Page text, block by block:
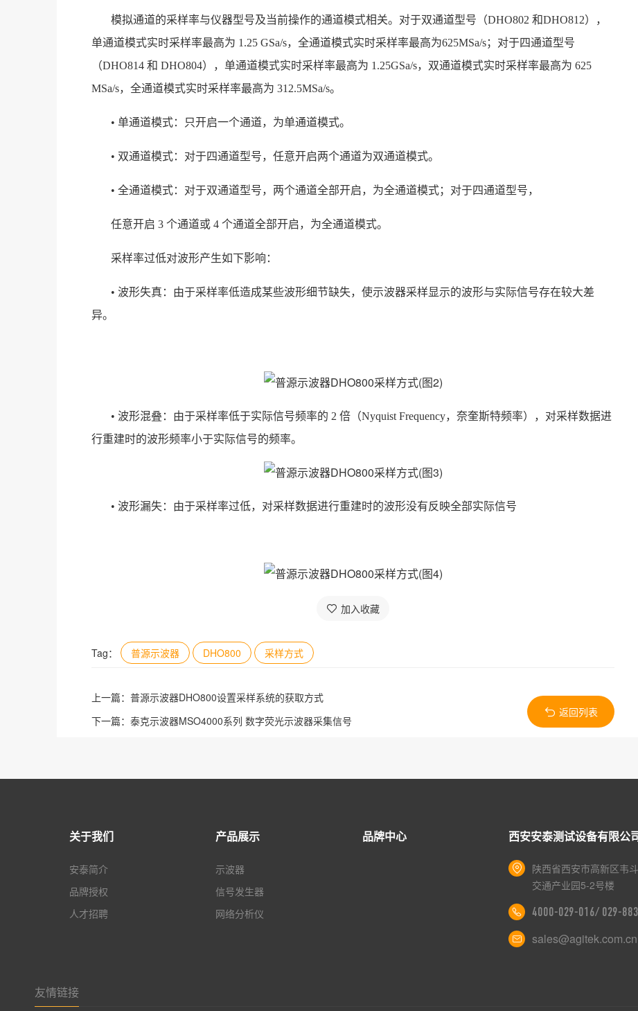
模拟通道的采样率与仪器型号及当前操作的通道模式相关。对于双通道型号（DHO802 和DHO812），
单通道模式实时采样率最高为 1.25 GSa/s，全通道模式实时采样率最高为625MSa/s；对于四通道型号
（DHO814 和 DHO804），单通道模式实时采样率最高为 1.25GSa/s，双通道模式实时采样率最高为 625
MSa/s，全通道模式实时采样率最高为 312.5MSa/s。
• 单通道模式：只开启一个通道，为单通道模式。
• 双通道模式：对于四通道型号，任意开启两个通道为双通道模式。
• 全通道模式：对于双通道型号，两个通道全部开启，为全通道模式；对于四通道型号，
任意开启 3 个通道或 4 个通道全部开启，为全通道模式。
采样率过低对波形产生如下影响：
• 波形失真：由于采样率低造成某些波形细节缺失，使示波器采样显示的波形与实际信号存在较大差
异。
• 波形混叠：由于采样率低于实际信号频率的 2 倍（Nyquist Frequency，奈奎斯特频率），对采样数据进
行重建时的波形频率小于实际信号的频率。
• 波形漏失：由于采样率过低，对采样数据进行重建时的波形没有反映全部实际信号
加入收藏
Tag： 普源示波器 DHO800 采样方式
上一篇： 普源示波器DHO800设置采样系统的获取方式
下一篇： 泰克示波器MSO4000系列 数字荧光示波器采集信号
返回列表
关于我们
安泰简介
品牌授权
人才招聘
产品展示
示波器
信号发生器
网络分析仪
品牌中心 西安安泰测试设备有限公
陕西省西安市高新区韦
交通产业园5-2号楼
4000-029-016/ 029-
sales@agitek.com.cn
友情链接